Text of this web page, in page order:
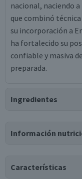
nacional, naciendo
que combinó
su incorporación a
ha fortalecido su
confiable y masiva
preparada.
Ingredientes
Puede contener
Información
Características